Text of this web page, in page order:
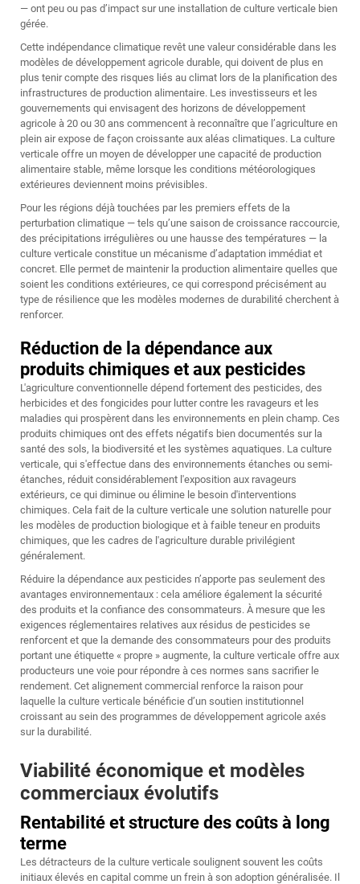
— ont peu ou pas d’impact sur une installation de culture verticale bien
gérée.
Cette indépendance climatique revêt une valeur considérable dans les
modèles de développement agricole durable, qui doivent de plus en
plus tenir compte des risques liés au climat lors de la planification des
infrastructures de production alimentaire. Les investisseurs et les
gouvernements qui envisagent des horizons de développement
agricole à 20 ou 30 ans commencent à reconnaître que l’agriculture en
plein air expose de façon croissante aux aléas climatiques. La culture
verticale offre un moyen de développer une capacité de production
alimentaire stable, même lorsque les conditions météorologiques
extérieures deviennent moins prévisibles.
Pour les régions déjà touchées par les premiers effets de la
perturbation climatique — tels qu’une saison de croissance raccourcie,
des précipitations irrégulières ou une hausse des températures — la
culture verticale constitue un mécanisme d’adaptation immédiat et
concret. Elle permet de maintenir la production alimentaire quelles que
soient les conditions extérieures, ce qui correspond précisément au
type de résilience que les modèles modernes de durabilité cherchent à
renforcer.
Réduction de la dépendance aux
produits chimiques et aux pesticides
L'agriculture conventionnelle dépend fortement des pesticides, des
herbicides et des fongicides pour lutter contre les ravageurs et les
maladies qui prospèrent dans les environnements en plein champ. Ces
produits chimiques ont des effets négatifs bien documentés sur la
santé des sols, la biodiversité et les systèmes aquatiques. La culture
verticale, qui s'effectue dans des environnements étanches ou semi-
étanches, réduit considérablement l'exposition aux ravageurs
extérieurs, ce qui diminue ou élimine le besoin d'interventions
chimiques. Cela fait de la culture verticale une solution naturelle pour
les modèles de production biologique et à faible teneur en produits
chimiques, que les cadres de l'agriculture durable privilégient
généralement.
Réduire la dépendance aux pesticides n’apporte pas seulement des
avantages environnementaux : cela améliore également la sécurité
des produits et la confiance des consommateurs. À mesure que les
exigences réglementaires relatives aux résidus de pesticides se
renforcent et que la demande des consommateurs pour des produits
portant une étiquette « propre » augmente, la culture verticale offre aux
producteurs une voie pour répondre à ces normes sans sacrifier le
rendement. Cet alignement commercial renforce la raison pour
laquelle la culture verticale bénéficie d’un soutien institutionnel
croissant au sein des programmes de développement agricole axés
sur la durabilité.
Viabilité économique et modèles
commerciaux évolutifs
Rentabilité et structure des coûts à long
terme
Les détracteurs de la culture verticale soulignent souvent les coûts
initiaux élevés en capital comme un frein à son adoption généralisée. Il